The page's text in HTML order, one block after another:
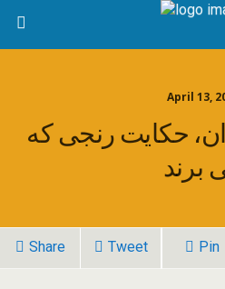
April 13,
حکایت رنجی که
برند
Share Tweet Pin